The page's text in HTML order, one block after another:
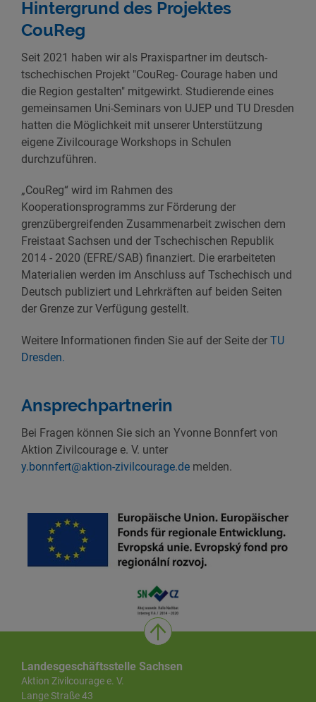
Hintergrund des Projektes
CouReg
Seit 2021 haben wir als Praxispartner im deutsch-
tschechischen Projekt "CouReg- Courage haben und
die Region gestalten" mitgewirkt. Studierende eines
gemeinsamen Uni-Seminars von UJEP und TU Dresden
hatten die Möglichkeit mit unserer Unterstützung
eigene Zivilcourage Workshops in Schulen
durchzuführen.
„CouReg“ wird im Rahmen des
Kooperationsprogramms zur Förderung der
grenzübergreifenden Zusammenarbeit zwischen dem
Freistaat Sachsen und der Tschechischen Republik
2014 - 2020 (EFRE/SAB) finanziert. Die erarbeiteten
Materialien werden im Anschluss auf Tschechisch und
Deutsch publiziert und Lehrkräften auf beiden Seiten
der Grenze zur Verfügung gestellt.
Weitere Informationen finden Sie auf der Seite der TU
Dresden.
Ansprechpartnerin
Bei Fragen können Sie sich an Yvonne Bonnfert von
Aktion Zivilcourage e. V. unter
y.bonnfert@aktion-zivilcourage.de melden.
Landesgeschäftsstelle Sachsen
Aktion Zivilcourage e. V.
Lange Straße 43